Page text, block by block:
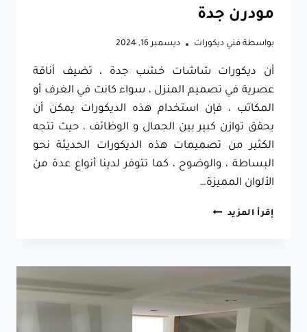
مودرن جدة
بواسطة فني ديكورات ديسمبر 16, 2024
أن ديكورات شاشات خشب جدة ، تضيف أناقة
عصرية في تصميم المنزل ، سواء كانت في الغرف أو
المكاتب ، فإن استخدام هذه الديكورات يمكن أن
يحقق توازن كبير بين الجمال و الوظائف ، حيث تتجه
الكثير من تصميمات هذه الديكورات الحديثة نحو
البساطة ، والوضوح ، كما تتوفر لدينا أنواع عدة من
الألوان المميزة…
إقرأ المزيد ديكورات
ت:
خشب
مودرن